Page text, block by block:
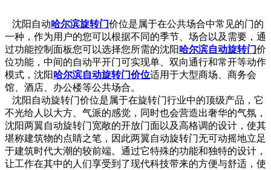
沈阳自动哈尔滨旋转门价位是属于在公共场合中常见的门的
一种，作为用户的您可以根据不同的季节、场合以及需要，通
过功能控制面板您可以选择您所需的沈阳哈尔滨自动旋转门价
位功能，中间的自动平开门可实现单、双向通行和常开等动作
模式，沈阳哈尔滨自动旋转门价位适用于大型商场、商务会
馆、酒店、办公楼等公共场合。
沈阳自动旋转门价位是属于在旋转门行业中的顶级产品，它
不光给人以大方、气派的感觉，同时也会营造出奢华的气氛，
沈阳两翼自动旋转门宽敞的开放门面以及高格调的设计，使其
堪称建筑物的点睛之笔，因此两翼自动旋转门无可动摇地立足
于建筑时代大潮的较前端。通过它特殊的功能和独特的设计，
让工作在其中的人们享受到了现代科技带来的方便与舒适，使